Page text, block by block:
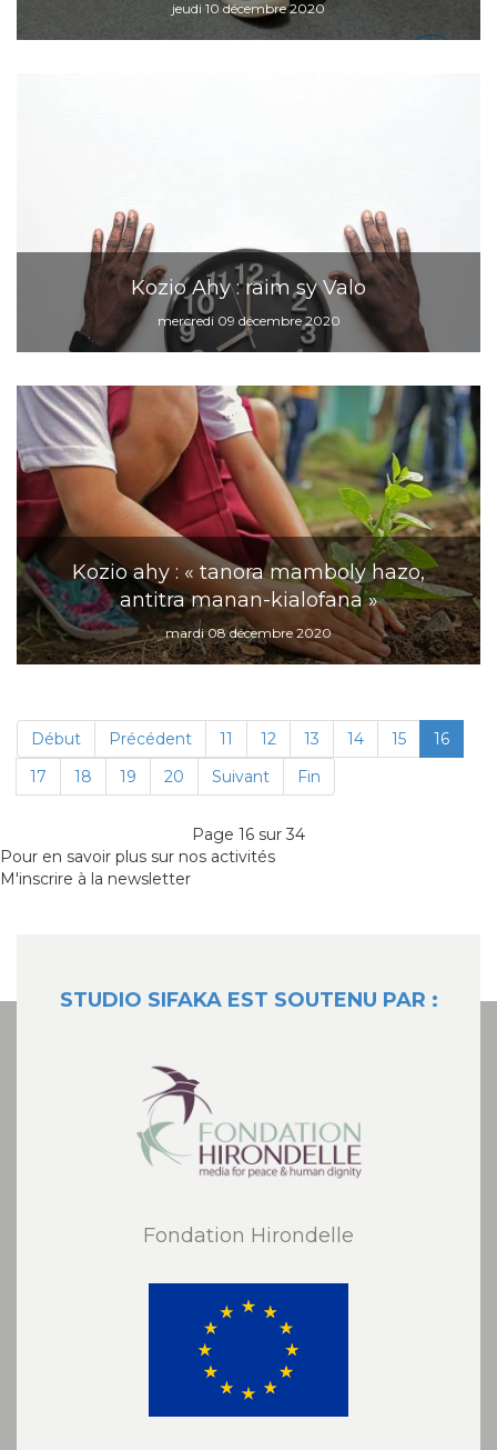
jeudi 10 décembre 2020
Kozio Ahy : raim sy Valo
mercredi 09 décembre 2020
Kozio ahy : « tanora mamboly hazo,
antitra manan-kialofana »
mardi 08 décembre 2020
Début Précédent 11 12 13 14 15
16
17
18 19 20 Suivant Fin
Page 16 sur 34
Pour en savoir plus sur nos activités
M'inscrire à la newsletter
STUDIO SIFAKA EST SOUTENU PAR :
Fondation Hirondelle